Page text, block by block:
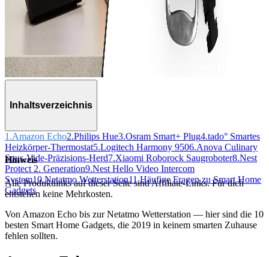
Inhaltsverzeichnis
1.Amazon Echo2.Philips Hue3.Osram Smart+ Plug4.tado° Smartes
Heizkörper-Thermostat5.Logitech Harmony 9506.Anova Culinary
Sous-Vide-Präzisions-Herd7.Xiaomi Roborock Saugroboter8.Nest
Protect 2. Generation9.Nest Hello Video Intercom
System10.Netatmo Wetterstation11.Häufige Fragen zu Smart Home
Gadgets
Hinweis
Alle Produktlinks auf dieser Seite sind Affiliate-Links. Für dich
entstehen keine Mehrkosten.
Von Amazon Echo bis zur Netatmo Wetterstation — hier sind die 10
besten Smart Home Gadgets, die 2019 in keinem smarten Zuhause
fehlen sollten.